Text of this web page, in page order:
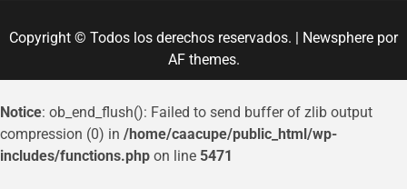
Copyright © Todos los derechos reservados. | Newsphere por
AF themes.
Notice: ob_end_flush(): Failed to send buffer of zlib output
compression (0) in /home/caacupe/public_html/wp-
includes/functions.php on line 5471